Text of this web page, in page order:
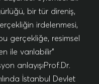
bir tür direniş,
irdelenmesi,
gerçekliğe, resimsel
ile varılabilir”
anlayışıProf.Dr.
İstanbul Devlet